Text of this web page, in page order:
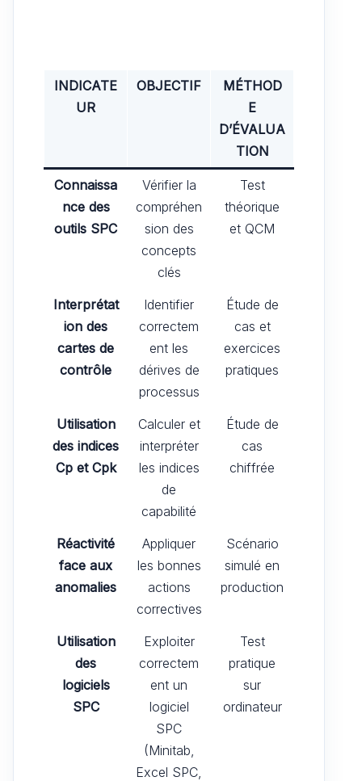
INDICATE
UR
OBJECTIF
MÉTHOD
E
D’ÉVALUA
TION
Connaissa
nce des
outils SPC
Vérifier la
compréhen
sion des
concepts
clés
Test
théorique
et QCM
Interprétat
ion des
cartes de
contrôle
Identifier
correctem
ent les
dérives de
processus
Étude de
cas et
exercices
pratiques
Utilisation
des indices
Cp et Cpk
Calculer et
interpréter
les indices
de
capabilité
Étude de
cas
chiffrée
Réactivité
face aux
anomalies
Appliquer
les bonnes
actions
correctives
Scénario
simulé en
production
Utilisation
des
logiciels
SPC
Exploiter
correctem
ent un
logiciel
SPC
(Minitab,
Excel SPC,
Test
pratique
sur
ordinateur